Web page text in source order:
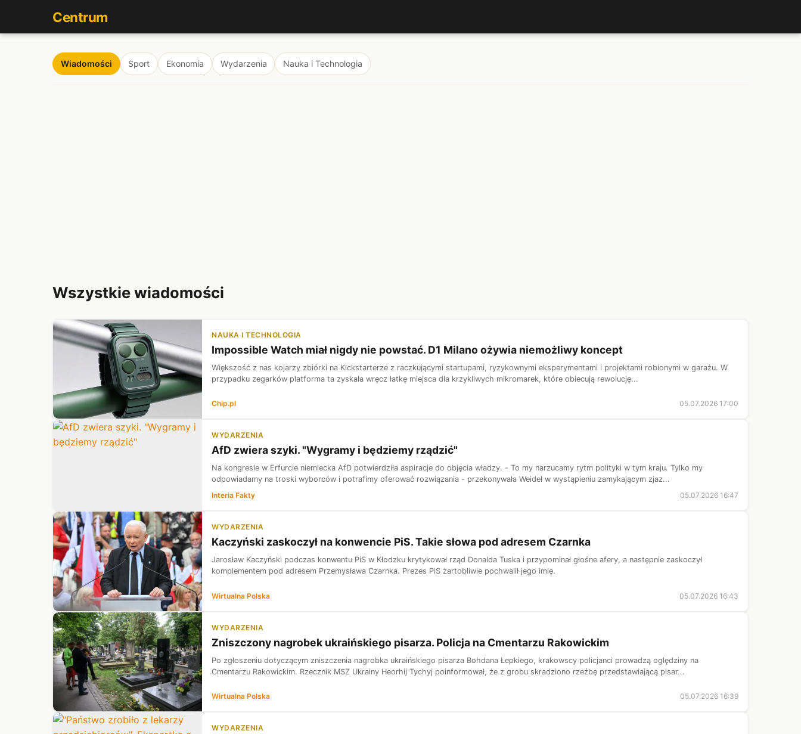
Centrum
Wiadomości Sport Ekonomia Wydarzenia Nauka i Technologia
Wszystkie wiadomości
NAUKA I TECHNOLOGIA
Impossible Watch miał nigdy nie powstać. D1 Milano ożywia niemożliwy koncept
Większość z nas kojarzy zbiórki na Kickstarterze z raczkującymi startupami, ryzykownymi eksperymentami i projektami robionymi w garażu. W
przypadku zegarków platforma ta zyskała wręcz łatkę miejsca dla krzykliwych mikromarek, które obiecują rewolucję...
Chip.pl 05.07.2026 17:00
WYDARZENIA
AfD zwiera szyki. "Wygramy i będziemy rządzić"
Na kongresie w Erfurcie niemiecka AfD potwierdziła aspiracje do objęcia władzy. - To my narzucamy rytm polityki w tym kraju. Tylko my
odpowiadamy na troski wyborców i potrafimy oferować rozwiązania - przekonywała Weidel w wystąpieniu zamykającym zjaz...
Interia Fakty
05.07.2026 16:47
WYDARZENIA
Kaczyński zaskoczył na konwencie PiS. Takie słowa pod adresem Czarnka
Jarosław Kaczyński podczas konwentu PiS w Kłodzku krytykował rząd Donalda Tuska i przypominał głośne afery, a następnie zaskoczył
komplementem pod adresem Przemysława Czarnka. Prezes PiS żartobliwie pochwalił jego imię.
Wirtualna Polska 05.07.2026 16:43
WYDARZENIA
Zniszczony nagrobek ukraińskiego pisarza. Policja na Cmentarzu Rakowickim
Po zgłoszeniu dotyczącym zniszczenia nagrobka ukraińskiego pisarza Bohdana Łepkiego, krakowscy policjanci prowadzą oględziny na
Cmentarzu Rakowickim. Rzecznik MSZ Ukrainy Heorhij Tychyj poinformował, że z grobu skradziono rzeźbę przedstawiającą pisar...
Wirtualna Polska 05.07.2026 16:39
WYDARZENIA